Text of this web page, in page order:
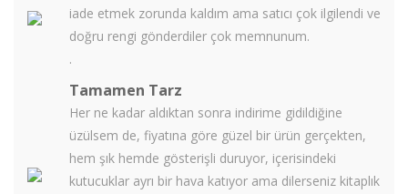
iade etmek zorunda kaldım ama satıcı çok ilgilendi ve
doğru rengi gönderdiler çok memnunum.
.
Tamamen Tarz
Her ne kadar aldıktan sonra indirime gidildiğine
üzülsem de, fiyatına göre güzel bir ürün gerçekten,
hem şık hemde gösterişli duruyor, içerisindeki
kutucuklar ayrı bir hava katıyor ama dilerseniz kitaplık